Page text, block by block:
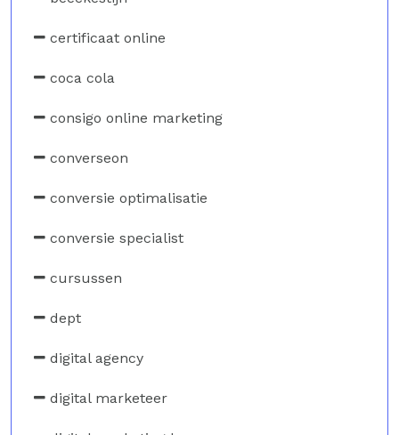
certificaat online
coca cola
consigo online marketing
converseon
conversie optimalisatie
conversie specialist
cursussen
dept
digital agency
digital marketeer